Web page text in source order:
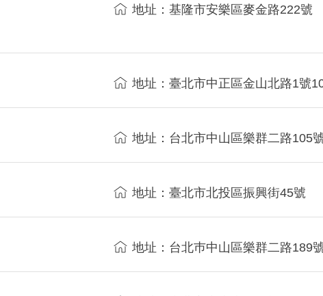
地址：基隆市安樂區麥金路222號
地址：臺北市中正區金山北路1號
地址：台北市中山區樂群二路105
地址：臺北市北投區振興街45號
地址：台北巿中山區樂群二路189